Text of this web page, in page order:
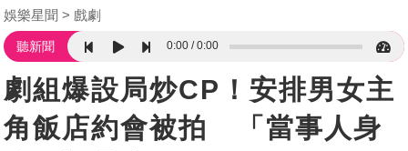
娛樂星聞 戲劇
聽新聞 0:00 0:00
劇組爆設局炒CP！安排男女主
角飯店約會被拍 「當事人身